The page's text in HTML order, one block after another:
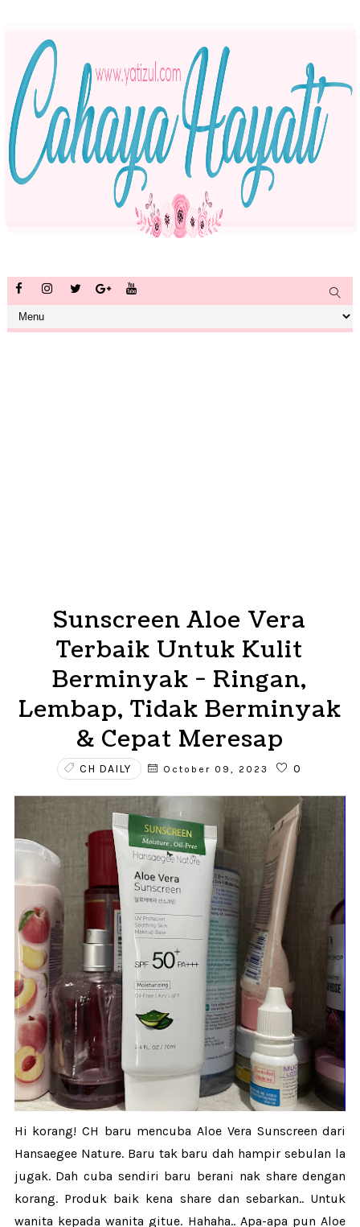
Sunscreen Aloe Vera
Terbaik Untuk Kulit
Berminyak - Ringan,
Lembap, Tidak Berminyak
& Cepat Meresap
CH DAILY October 09, 2023 0
Hi korang! CH baru mencuba Aloe Vera Sunscreen dari
Hansaegee Nature. Baru tak baru dah hampir sebulan la
jugak. Dah cuba sendiri baru berani nak share dengan
korang. Produk baik kena share dan sebarkan.. Untuk
wanita kepada wanita gitue. Hahaha.. Apa-apa pun Aloe